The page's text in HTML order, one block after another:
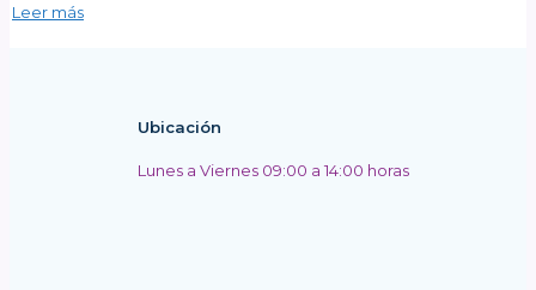
Leer más
Ubicación
Lunes a Viernes 09:00 a 14:00 horas